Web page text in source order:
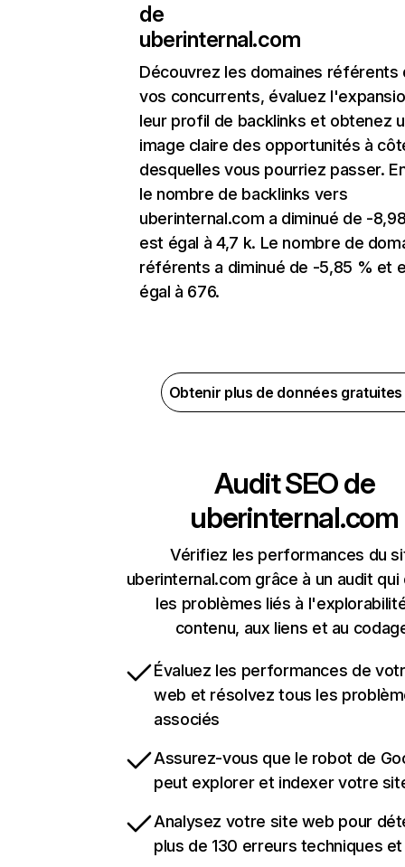
de
uberinternal.com
Découvrez les domaines référents
vos concurrents, évaluez
leur profil de backlinks et obtenez
image claire des opportunités à
desquelles vous pourriez passer.
le nombre de backlinks vers
uberinternal.com a diminué de -
est égal à 4,7 k. Le nombre de
référents a diminué de -5,85 % et
égal à 676.
Obtenir plus de données
Audit SEO de
uberinternal.com
Vérifiez les performances du
uberinternal.com grâce à un audit
les problèmes liés à
contenu, aux liens et au
Évaluez les performances de
web et résolvez tous les
associés
Assurez-vous que le robot de
peut explorer et indexer votre
Analysez votre site web pour
plus de 130 erreurs techniques et